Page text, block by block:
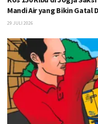
Mandi Air yang Bikin Gatal
29 JULI 2026